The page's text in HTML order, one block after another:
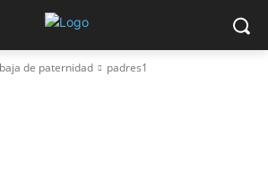
de paternidad padres1